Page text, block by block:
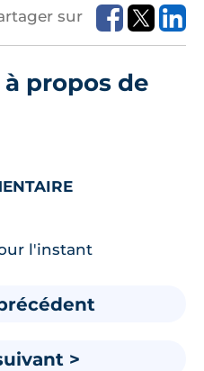
sur
propos de
l'instant
>